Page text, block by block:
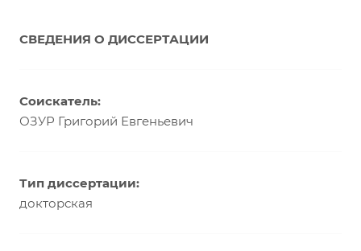
СВЕДЕНИЯ О ДИССЕРТАЦИИ
Соискатель:
ОЗУР Григорий Евгеньевич
Тип диссертации:
докторская